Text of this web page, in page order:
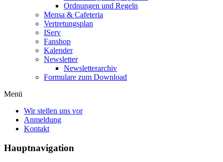
Ordnungen und Regeln
Mensa & Cafeteria
Vertretungsplan
IServ
Fanshop
Kalender
Newsletter
Newsletterarchiv
Formulare zum Download
Menü
Wir stellen uns vor
Anmeldung
Kontakt
Hauptnavigation